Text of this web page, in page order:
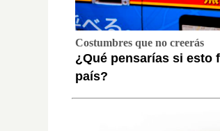
Costumbres que no creerás
¿Qué pensarías si esto
país?